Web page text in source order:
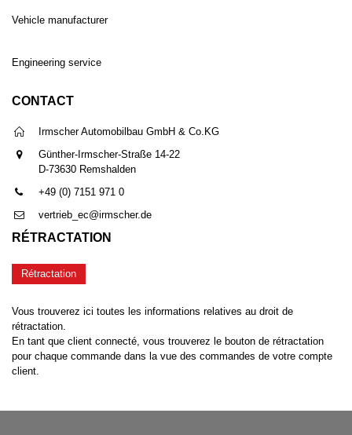
Vehicle manufacturer
Engineering service
CONTACT
Irmscher Automobilbau GmbH & Co.KG
Günther-Irmscher-Straße 14-22
D-73630 Remshalden
+49 (0) 7151 971 0
vertrieb_ec@irmscher.de
RÉTRACTATION
Rétractation
Vous trouverez ici toutes les informations relatives au droit de
rétractation.
En tant que client connecté, vous trouverez le bouton de rétractation
pour chaque commande dans la vue des commandes de votre compte
client.